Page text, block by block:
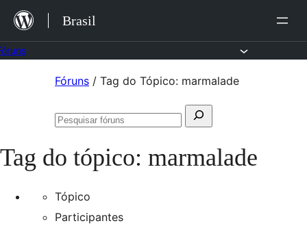
para
o
Brasil
Fóruns / Tag do Tópico: marmalade
Pesquisar
Pesquisar
Tag do tópico: marmalade
Tópico
Participantes